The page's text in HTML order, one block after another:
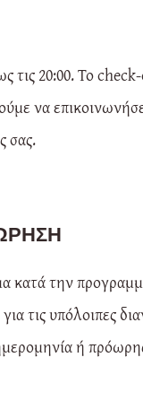
τις 20:00. Το
να
σας.
κατά την
τις υπόλοιπες
ή